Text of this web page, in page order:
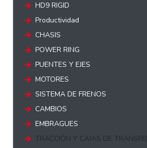
HD9 RIGID
Productividad
CHASIS
POWER RING
PUENTES Y EJES
MOTORES
SISTEMA DE FRENOS
CAMBIOS
EMBRAGUES
TRACCIÓN Y CAJAS DE